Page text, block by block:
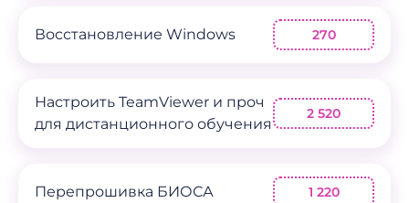
Восстановление Windows 270
Настроить TeamViewer и проч
для дистанционного обучения
2 520
Перепрошивка БИОСА 1 220